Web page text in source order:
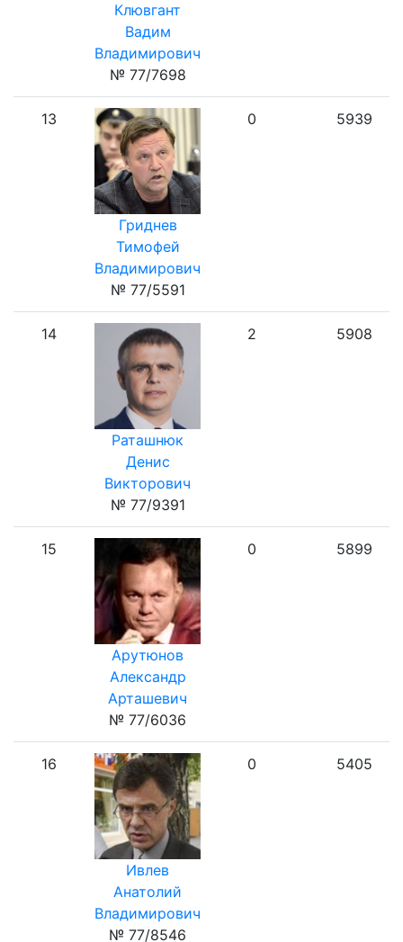
Клювгант
Вадим
Владимирович
№ 77/7698
13
Гриднев
Тимофей
Владимирович
№ 77/5591
0 5939
14
Раташнюк
Денис
Викторович
№ 77/9391
2 5908
15
Арутюнов
Александр
Арташевич
№ 77/6036
0 5899
16
Ивлев
Анатолий
Владимирович
№ 77/8546
0 5405